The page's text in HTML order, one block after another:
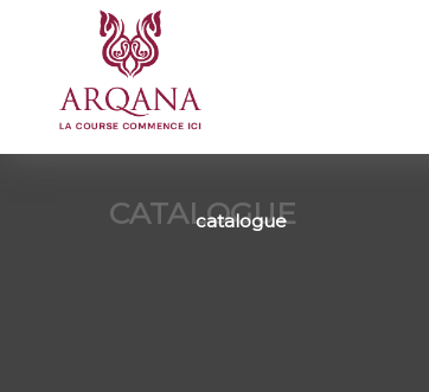
CATALOGUE
catalogue